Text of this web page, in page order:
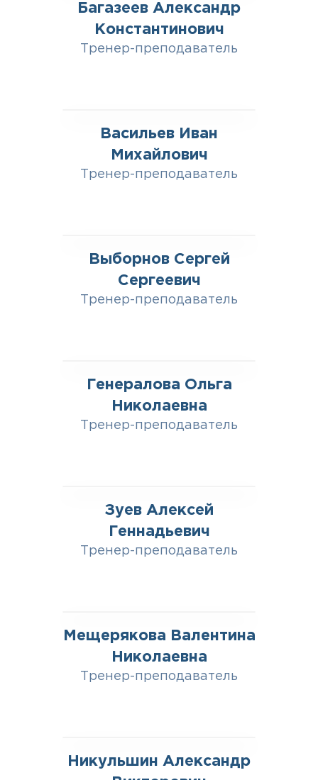
Багазеев Александр
Константинович
Тренер-преподаватель
Васильев Иван
Михайлович
Тренер-преподаватель
Выборнов Сергей
Сергеевич
Тренер-преподаватель
Генералова Ольга
Николаевна
Тренер-преподаватель
Зуев Алексей
Геннадьевич
Тренер-преподаватель
Мещерякова Валентина
Николаевна
Тренер-преподаватель
Никульшин Александр